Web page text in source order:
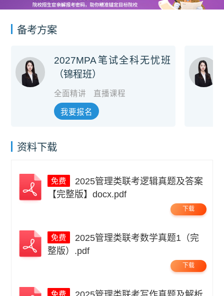
备考方案
2027MPA笔试全科无忧班
（锦程班）
全面精讲 直播课程
我要报名
资料下载
【完整版】docx.pdf
下载
整版）.pdf
下载